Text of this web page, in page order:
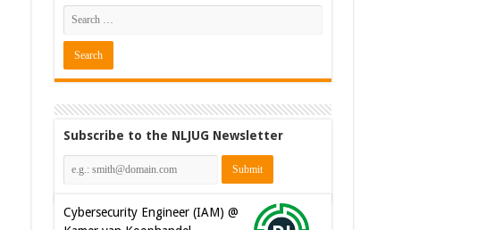
Subscribe to the NLJUG Newsletter
Cybersecurity Engineer (IAM) @
Kamer van Koophandel
[€50.972 - 77.405]
Cybersecurity CIAM Engineer @